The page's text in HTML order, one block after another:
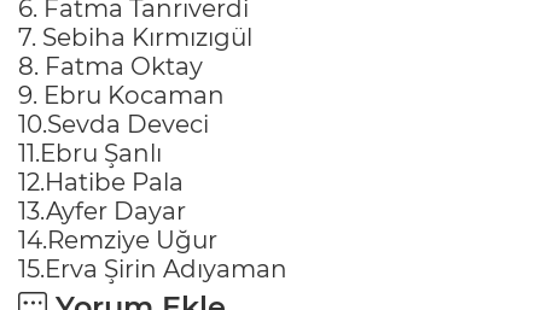
6. Fatma Tanrıverdi
7. Sebiha Kırmızıgül
8. Fatma Oktay
9. Ebru Kocaman
10.Sevda Deveci
11.Ebru Şanlı
12.Hatibe Pala
13.Ayfer Dayar
14.Remziye Uğur
15.Erva Şirin Adıyaman